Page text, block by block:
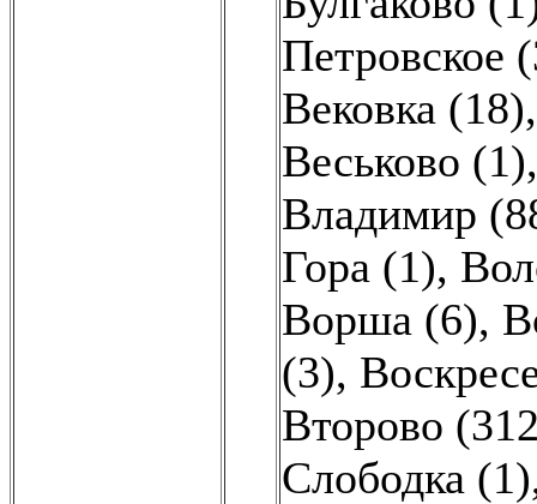
Петровское
Вековка (18)
Веськово (1)
Владимир
Гора (1),
Ворша (6),
(3),
Второво
Слободка (1)